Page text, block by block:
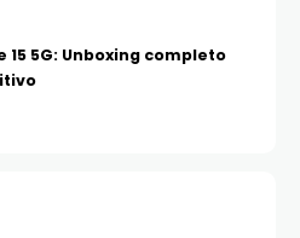
15 5G: Unboxing completo